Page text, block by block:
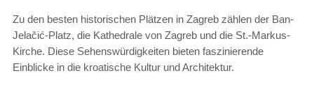
Zu den besten historischen Plätzen in Zagreb zählen der Ban-
Jelačić-Platz, die Kathedrale von Zagreb und die St.-Markus-
Kirche. Diese Sehenswürdigkeiten bieten faszinierende
Einblicke in die kroatische Kultur und Architektur.